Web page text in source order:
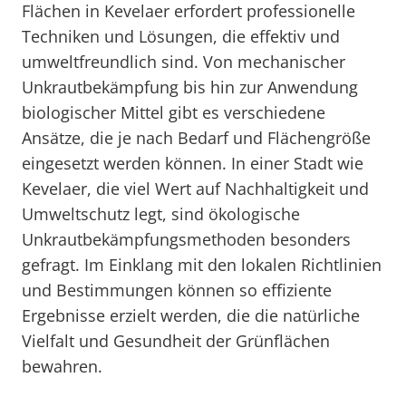
Flächen in Kevelaer erfordert professionelle
Techniken und Lösungen, die effektiv und
umweltfreundlich sind. Von mechanischer
Unkrautbekämpfung bis hin zur Anwendung
biologischer Mittel gibt es verschiedene
Ansätze, die je nach Bedarf und Flächengröße
eingesetzt werden können. In einer Stadt wie
Kevelaer, die viel Wert auf Nachhaltigkeit und
Umweltschutz legt, sind ökologische
Unkrautbekämpfungsmethoden besonders
gefragt. Im Einklang mit den lokalen Richtlinien
und Bestimmungen können so effiziente
Ergebnisse erzielt werden, die die natürliche
Vielfalt und Gesundheit der Grünflächen
bewahren.